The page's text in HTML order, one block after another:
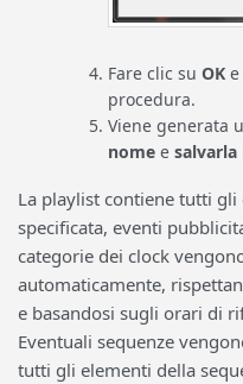
Fare clic su OK
procedura.
Viene generata
nome e salvarla
La playlist contiene tutti
specificata, eventi
categorie dei clock
automaticamente,
e basandosi sugli orari di
Eventuali sequenze
tutti gli elementi della